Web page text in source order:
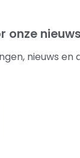
onze
nieuws en